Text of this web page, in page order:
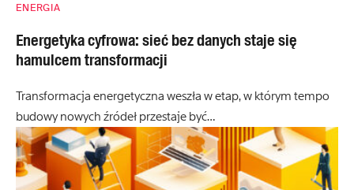
ENERGIA
Energetyka cyfrowa: sieć bez danych staje się
hamulcem transformacji
Transformacja energetyczna weszła w etap, w którym tempo
budowy nowych źródeł przestaje być…